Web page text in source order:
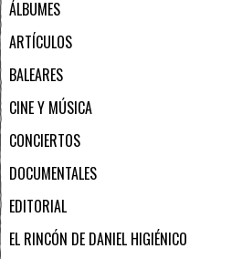
ÁLBUMES
ARTÍCULOS
BALEARES
CINE Y MÚSICA
CONCIERTOS
DOCUMENTALES
EDITORIAL
EL RINCÓN DE DANIEL HIGIÉNICO